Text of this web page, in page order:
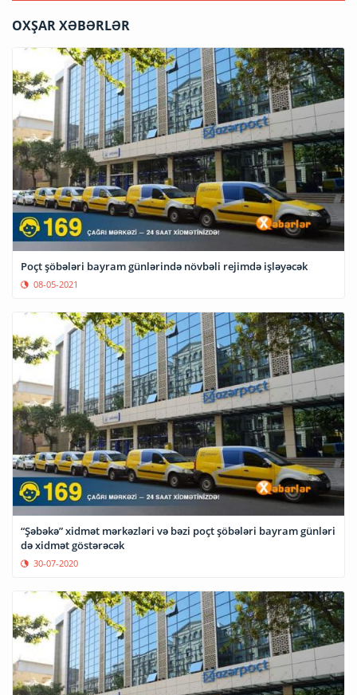
OXŞAR XƏBƏRLƏR
Poçt şöbələri bayram günlərində növbəli rejimdə işləyəcək
08-05-2021
“Şəbəkə” xidmət mərkəzləri və bəzi poçt şöbələri bayram günləri
də xidmət göstərəcək
30-07-2020